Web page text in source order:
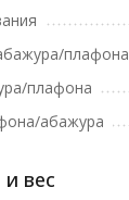
плафона
плафона
абажура
вес